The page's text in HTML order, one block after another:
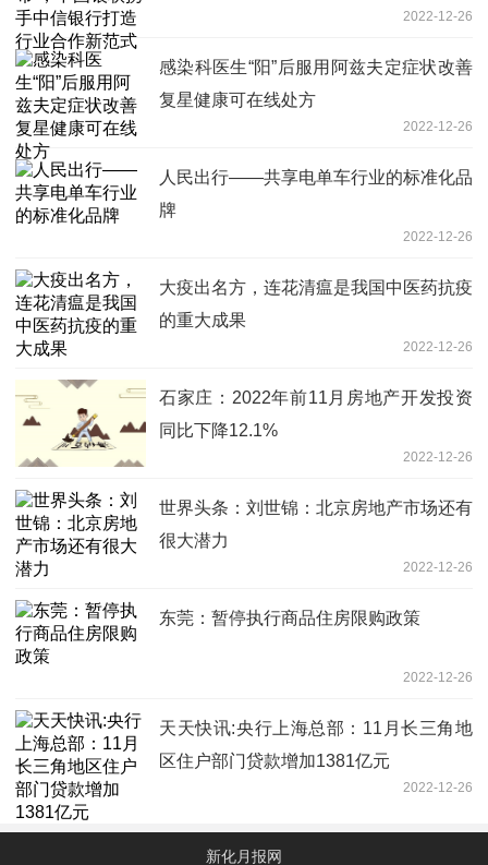
2022-12-26
感染科医生“阳”后服用阿兹夫定症状改善
复星健康可在线处方
2022-12-26
人民出行——共享电单车行业的标准化品
牌
2022-12-26
大疫出名方，连花清瘟是我国中医药抗疫
的重大成果
2022-12-26
石家庄：2022年前11月房地产开发投资
同比下降12.1%
2022-12-26
世界头条：刘世锦：北京房地产市场还有
很大潜力
2022-12-26
东莞：暂停执行商品住房限购政策
2022-12-26
天天快讯:央行上海总部：11月长三角地
区住户部门贷款增加1381亿元
2022-12-26
新化月报网